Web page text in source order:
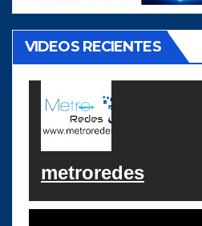
VIDEOS RECIENTES
metroredes